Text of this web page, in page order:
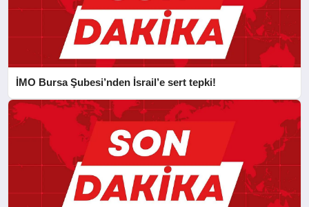
İMO Bursa Şubesi’nden İsrail’e sert tepki!